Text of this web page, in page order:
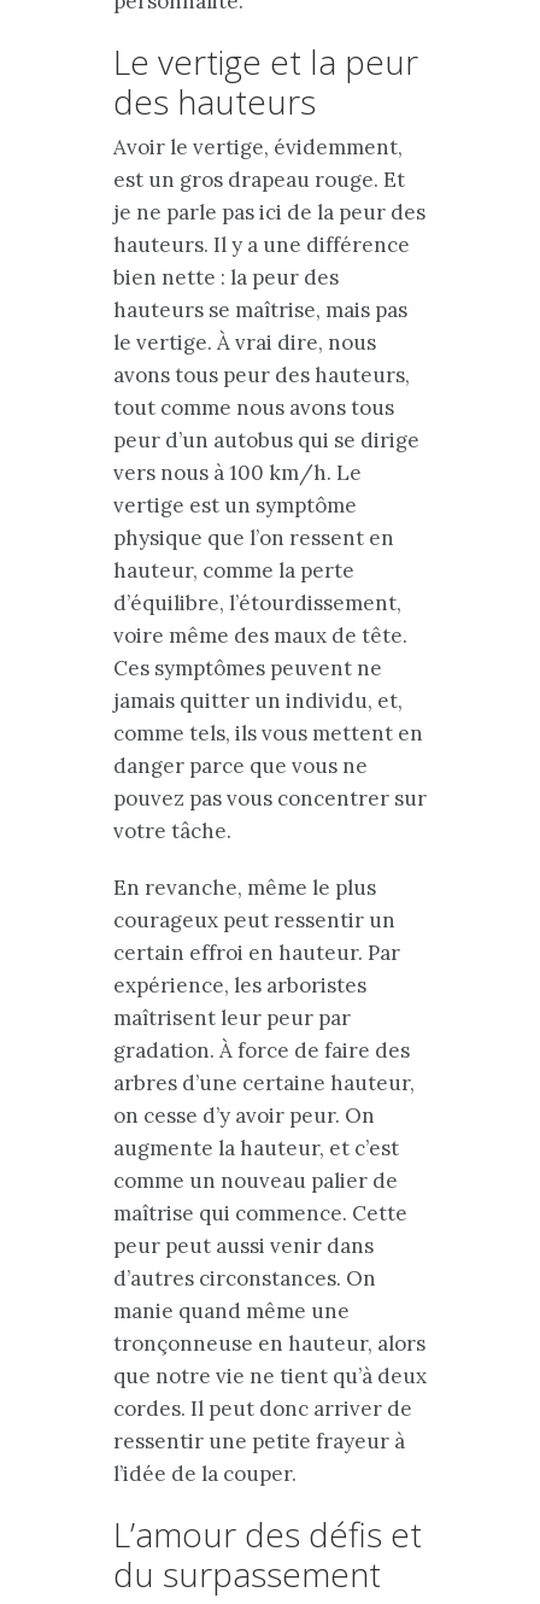
Le vertige et la peur
des hauteurs
Avoir le vertige, évidemment,
est un gros drapeau rouge. Et
je ne parle pas ici de la peur des
hauteurs. Il y a une différence
bien nette : la peur des
hauteurs se maîtrise, mais pas
le vertige. À vrai dire, nous
avons tous peur des hauteurs,
tout comme nous avons tous
peur d’un autobus qui se dirige
vers nous à 100 km/h. Le
vertige est un symptôme
physique que l’on ressent en
hauteur, comme la perte
d’équilibre, l’étourdissement,
voire même des maux de tête.
Ces symptômes peuvent ne
jamais quitter un individu, et,
comme tels, ils vous mettent en
danger parce que vous ne
pouvez pas vous concentrer sur
votre tâche.
En revanche, même le plus
courageux peut ressentir un
certain effroi en hauteur. Par
expérience, les arboristes
maîtrisent leur peur par
gradation. À force de faire des
arbres d’une certaine hauteur,
on cesse d’y avoir peur. On
augmente la hauteur, et c’est
comme un nouveau palier de
maîtrise qui commence. Cette
peur peut aussi venir dans
d’autres circonstances. On
manie quand même une
tronçonneuse en hauteur, alors
que notre vie ne tient qu’à deux
cordes. Il peut donc arriver de
ressentir une petite frayeur à
l’idée de la couper.
L’amour des défis et
du surpassement